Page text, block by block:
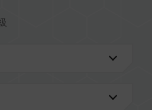
: CN 210039639 U)